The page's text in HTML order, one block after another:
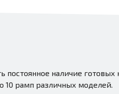
наличие готовых
10 рамп различных моделей.